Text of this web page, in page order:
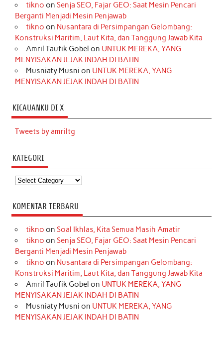
tikno on Senja SEO, Fajar GEO: Saat Mesin Pencari
Berganti Menjadi Mesin Penjawab
tikno on Nusantara di Persimpangan Gelombang:
Konstruksi Maritim, Laut Kita, dan Tanggung Jawab Kita
Amril Taufik Gobel on UNTUK MEREKA, YANG
MENYISAKAN JEJAK INDAH DI BATIN
Musniaty Musni on UNTUK MEREKA, YANG
MENYISAKAN JEJAK INDAH DI BATIN
KICAUANKU DI X
Tweets by amriltg
KATEGORI
Kategori
KOMENTAR TERBARU
tikno on Soal Ikhlas, Kita Semua Masih Amatir
tikno on Senja SEO, Fajar GEO: Saat Mesin Pencari
Berganti Menjadi Mesin Penjawab
tikno on Nusantara di Persimpangan Gelombang:
Konstruksi Maritim, Laut Kita, dan Tanggung Jawab Kita
Amril Taufik Gobel on UNTUK MEREKA, YANG
MENYISAKAN JEJAK INDAH DI BATIN
Musniaty Musni on UNTUK MEREKA, YANG
MENYISAKAN JEJAK INDAH DI BATIN